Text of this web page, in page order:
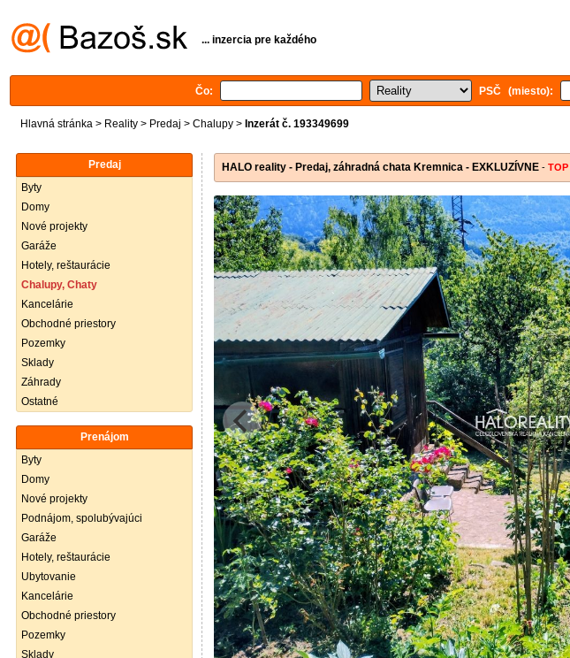
... inzercia pre každého
Čo: PSČ (miesto):
Hlavná stránka > Reality > Predaj > Chalupy > Inzerát č. 193349699
Predaj
Byty
Domy
Nové projekty
Garáže
Hotely, reštaurácie
Chalupy, Chaty
Kancelárie
Obchodné priestory
Pozemky
Sklady
Záhrady
Ostatné
Prenájom
Byty
Domy
Nové projekty
Podnájom, spolubývajúci
Garáže
Hotely, reštaurácie
Ubytovanie
Kancelárie
Obchodné priestory
Pozemky
Sklady
HALO reality - Predaj, záhradná chata Kremnica - EXKLUZÍVNE - TOP